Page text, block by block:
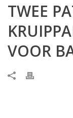
TWEE
VOOR